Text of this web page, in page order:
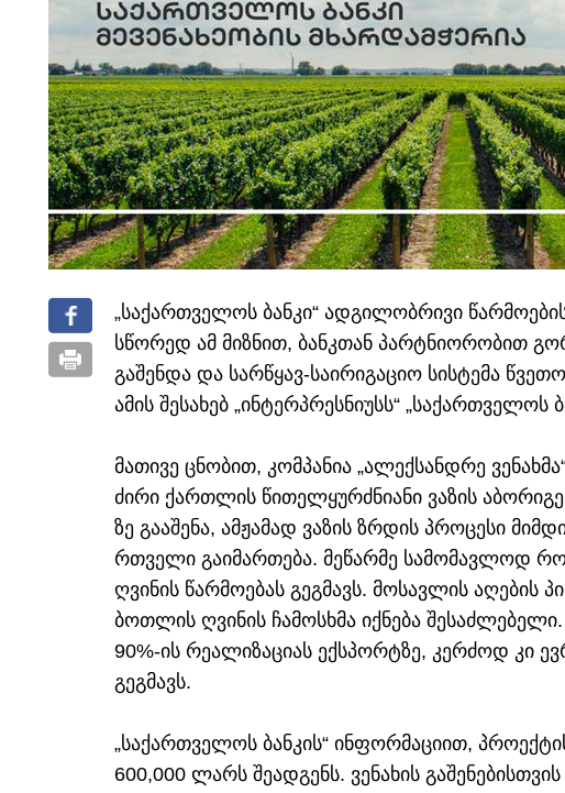
„საქართველოს ბანკი“ ადგილობრივი
სწორედ ამ მიზნით, ბანკთან პარტნიორობით
გაშენდა და სარწყავ-საირიგაციო სისტემა
ამის შესახებ „ინტერპრესნიუსს“ „საქართველოს
მათივე ცნობით, კომპანია „ალექსანდრე
ძირი ქართლის წითელყურძნიანი ვაზის
ზე გააშენა, ამჟამად ვაზის ზრდის პროცესი
რთველი გაიმართება. მეწარმე სამომავლოდ
ღვინის წარმოებას გეგმავს. მოსავლის აღების
ბოთლის ღვინის ჩამოსხმა იქნება
90%-ის რეალიზაციას ექსპორტზე, კერძოდ კი
გეგმავს.
„საქართველოს ბანკის“ ინფორმაციით,
600,000 ლარს შეადგენს. ვენახის